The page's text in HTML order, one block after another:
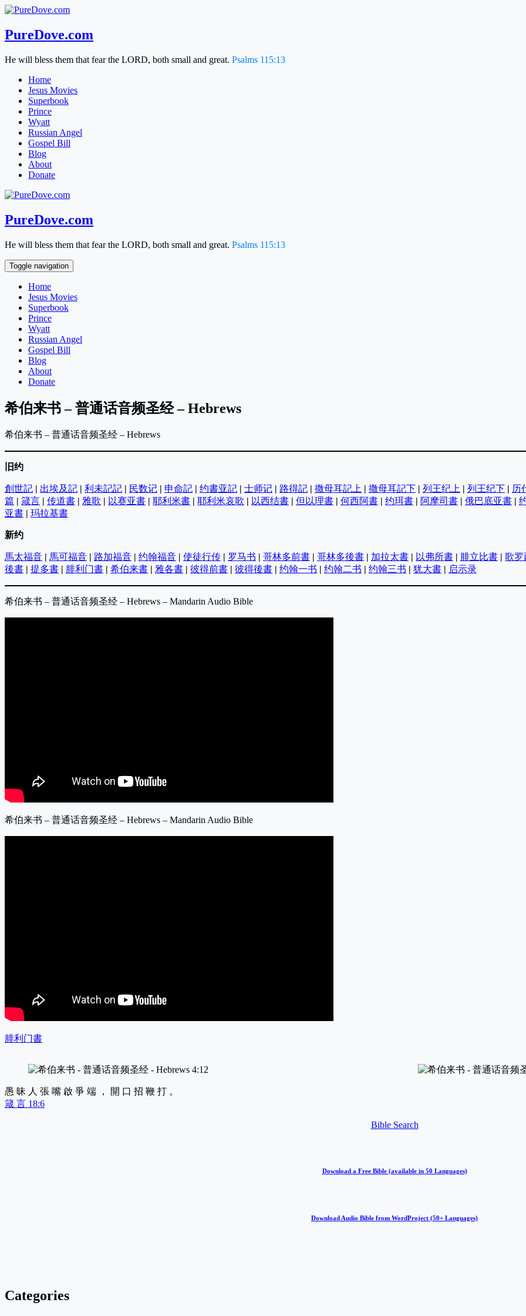
Skip
content
PureDove.com
He will bless them that fear the LORD, both small and great. Psalms 115:13
Home
Jesus Movies
Superbook
Prince
Wyatt
Russian Angel
Gospel Bill
Blog
About
Donate
PureDove.com
He will bless them that fear the LORD, both small and great. Psalms 115:13
Toggle navigation
Home
Jesus Movies
Superbook
Prince
Wyatt
Russian Angel
Gospel Bill
Blog
About
Donate
希伯来书 – 普通话音频圣经 – Hebrews
希伯来书 – 普通话音频圣经 – Hebrews
旧约
創世記 | 出埃及記 | 利未記記 | 民数记 | 申命記 | 约書亚記 | 士师记 | 路得記 | 撒母耳記上 | 撒母耳記下 | 列王纪上 | 列王纪下 | 历
篇 | 箴言 | 传道書 | 雅歌 | 以赛亚書 | 耶利米書 | 耶利米哀歌 | 以西结書 | 但以理書 | 何西阿書 | 约珥書 | 阿摩司書 | 俄巴底亚書 |
亚書 | 玛拉基書
新约
馬太福音 | 馬可福音 | 路加福音 | 约翰福音 | 使徒行传 | 罗马书 | 哥林多前書 | 哥林多後書 | 加拉太書 | 以弗所書 | 腓立比書 | 歌罗
後書 | 提多書 | 腓利门書 | 希伯来書 | 雅各書 | 彼得前書 | 彼得後書 | 约翰一书 | 约翰二书 | 约翰三书 | 犹大書 | 启示录
希伯来书 – 普通话音频圣经 – Hebrews – Mandarin Audio Bible
希伯来书 – 普通话音频圣经 – Hebrews – Mandarin Audio Bible
腓利门書
愚 昧 人 張 嘴 啟 爭 端 ， 開 口 招 鞭 打 。
箴 言 18:6
Bible Search
Download a Free Bible (available in 50 Languages)
Download Audio Bible from WordProject (50+ Languages)
Categories